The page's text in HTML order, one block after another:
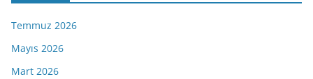
Temmuz 2026
Mayıs 2026
Mart 2026